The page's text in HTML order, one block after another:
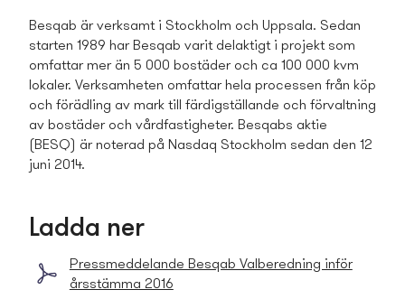
Besqab är verksamt i Stockholm och Uppsala. Sedan
starten 1989 har Besqab varit delaktigt i projekt som
omfattar mer än 5 000 bostäder och ca 100 000 kvm
lokaler. Verksamheten omfattar hela processen från köp
och förädling av mark till färdigställande och förvaltning
av bostäder och vårdfastigheter. Besqabs aktie
(BESQ) är noterad på Nasdaq Stockholm sedan den 12
juni 2014.
Ladda ner
Press­meddelande Besqab Valberedning inför
årsstämma 2016